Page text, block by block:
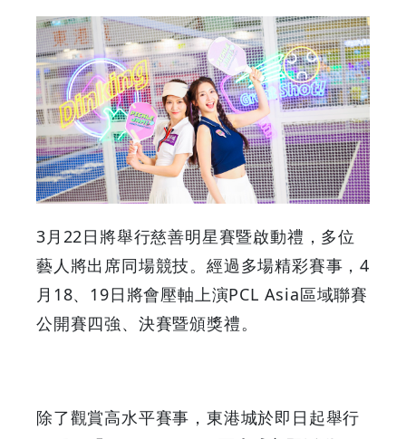
「Pickle
Jam!」
3月22日將舉行慈善明星賽暨啟動禮，多位
藝人將出席同場競技。經過多場精彩賽事，4
月18、19日將會壓軸上演PCL Asia區域聯賽
公開賽四強、決賽暨頒獎禮。
除了觀賞高水平賽事，東港城於即日起舉行